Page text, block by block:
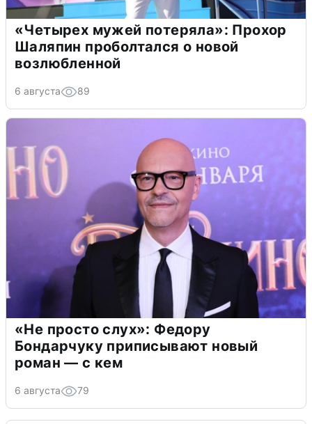
«Четырех мужей потеряла»: Прохор
Шаляпин проболтался о новой
возлюбленной
6 августа 89
«Не просто слух»: Федору
Бондарчуку приписывают новый
роман — с кем
6 августа 79